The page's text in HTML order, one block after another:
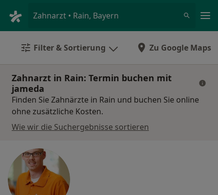
Zahnarzt • Rain, Bayern
Filter & Sortierung Zu Google Maps
Zahnarzt in Rain: Termin buchen mit
jameda
Finden Sie Zahnärzte in Rain und buchen Sie online
ohne zusätzliche Kosten.
Wie wir die Suchergebnisse sortieren